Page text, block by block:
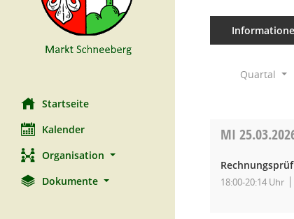
Startseite
Kalender
Organisation
Dokumente
Quartal
MI
18:00-20:14 Uhr